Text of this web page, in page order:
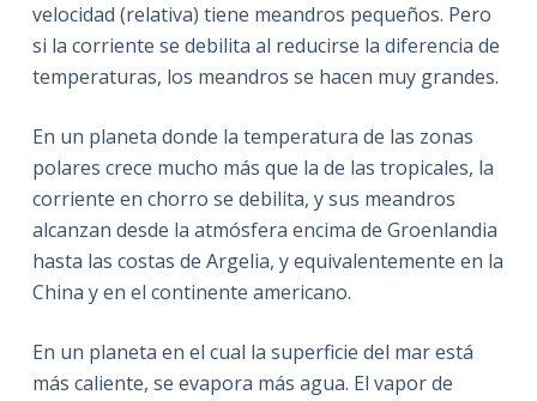
velocidad (relativa) tiene meandros pequeños. Pero
si la corriente se debilita al reducirse la diferencia de
temperaturas, los meandros se hacen muy grandes.
En un planeta donde la temperatura de las zonas
polares crece mucho más que la de las tropicales, la
corriente en chorro se debilita, y sus meandros
alcanzan desde la atmósfera encima de Groenlandia
hasta las costas de Argelia, y equivalentemente en la
China y en el continente americano.
En un planeta en el cual la superficie del mar está
más caliente, se evapora más agua. El vapor de